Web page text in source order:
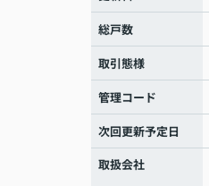
総戸数
取引態様
管理コード
次回更新予定日
取扱会社